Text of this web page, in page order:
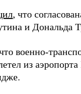
, что
и Дональда
военно-
из